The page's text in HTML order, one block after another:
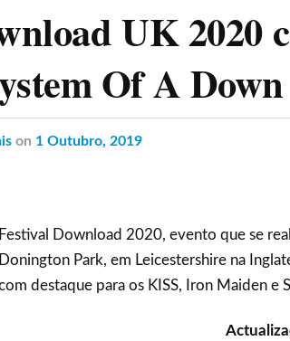
UK 2020
Of A
on 1 Outubro, 2019
Festival Download 2020, evento que se
Donington Park, em Leicestershire na
destaque para os KISS, Iron Maiden e